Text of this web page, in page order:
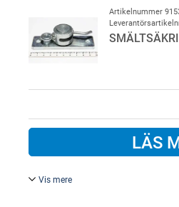
dragwire och säkringsdel
Artikelnummer
LÄS
Vis mere